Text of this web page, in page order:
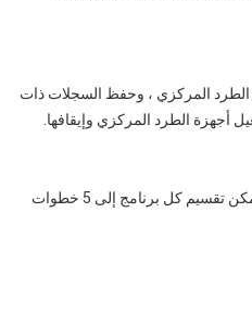
أجهزة الطرد المركزي ، وحفظ السجلات ذات
أجهزة الطرد المركزي وإيقافها.
حفظ ما يصل إلى 1000 برنامج محدد من قبل المستخدم.يمكن للمستخدمين تسمية كل برنامج لتمييزه.يمكن تقسيم كل برنامج إلى 5 خطوات